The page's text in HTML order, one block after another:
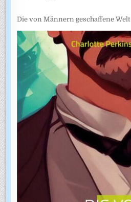
Die von Männern geschaffene Welt